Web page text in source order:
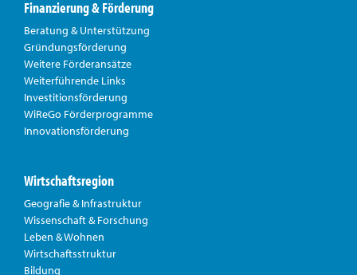
Finanzierung & Förderung
Beratung & Unterstützung
Gründungsförderung
Weitere Förderansätze
Weiterführende Links
Investitionsförderung
WiReGo Förderprogramme
Innovationsförderung
Wirtschaftsregion
Geografie & Infrastruktur
Wissenschaft & Forschung
Leben & Wohnen
Wirtschaftsstruktur
Bildung